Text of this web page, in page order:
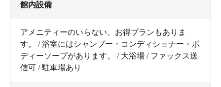
館内設備
アメニティーのいらない、お得プランもありま
す。 / 浴室にはシャンプー・コンディショナー・ボ
ディーソープがあります。 / 大浴場 / ファックス送
信可 / 駐車場あり